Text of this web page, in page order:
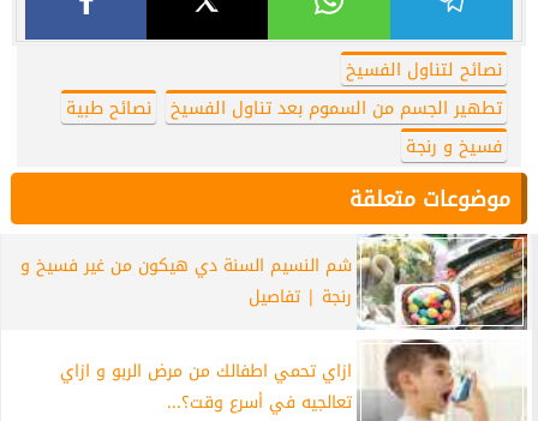
نصائح لتناول الفسيخ
تطهير الجسم من السموم بعد تناول الفسيخ
نصائح طبية
فسيخ و رنجة
موضوعات متعلقة
شم النسيم السنة دي هيكون من غير فسيخ و
رنجة | تفاصيل
ازاي تحمي اطفالك من مرض الربو و ازاي
تعالجيه في أسرع وقت؟...